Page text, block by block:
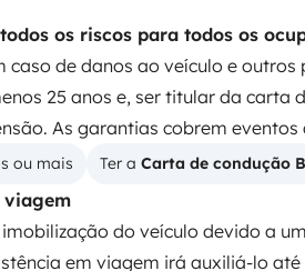
os riscos para todos os
caso de danos ao veículo e
25 anos e, ser titular da carta
As garantias cobrem
ou mais Ter a Carta de condução B
viagem
do veículo devido a
em viagem irá auxiliá-lo
ultrapassá-los.
na viagem, guia de parque
donos terão todo o gosto
um auto-rádio com carplay!
de navegação e GPS:
uma autocaravana maior e
uma Hymer Clássica
cada uma com as suas
lo estacionado em frente à
Kit de louça